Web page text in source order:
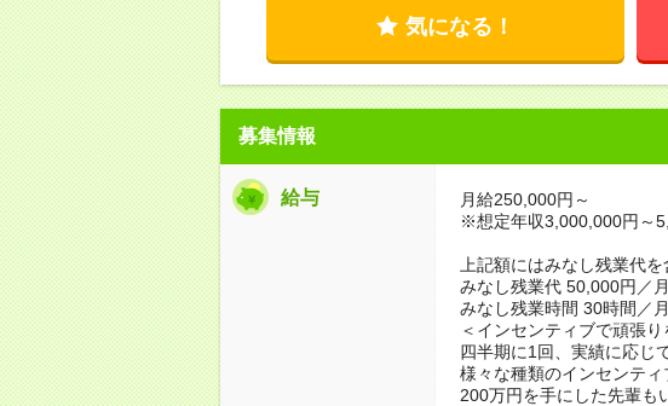
気になる！
募集情報
給与
月給250,000円～
※想定年収3,000,000円～
上記額にはみなし残業代
みなし残業代 50,000円／月
みなし残業時間 30時間／月
＜インセンティブで頑張り
四半期に1回、実績に応じ
様々な種類のインセンテ
200万円を手にした先輩も